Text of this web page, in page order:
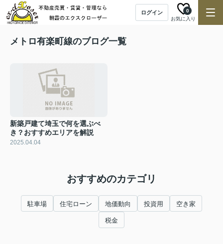
ログイン
お気に入り
0
メトロ有楽町線のブログ一覧
新築戸建て埼玉で何を選ぶべ
き？おすすめエリアを解説
2025.04.04
おすすめのカテゴリ
駐車場 住宅ローン 地価動向 投資用 空き家
税金